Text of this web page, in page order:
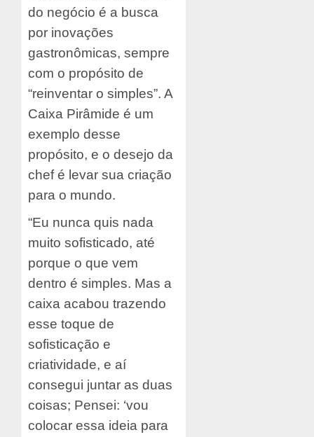
do negócio é a busca
por inovações
gastronômicas, sempre
com o propósito de
“reinventar o simples”. A
Caixa Pirâmide é um
exemplo desse
propósito, e o desejo da
chef é levar sua criação
para o mundo.
“Eu nunca quis nada
muito sofisticado, até
porque o que vem
dentro é simples. Mas a
caixa acabou trazendo
esse toque de
sofisticação e
criatividade, e aí
consegui juntar as duas
coisas; Pensei: ‘vou
colocar essa ideia para